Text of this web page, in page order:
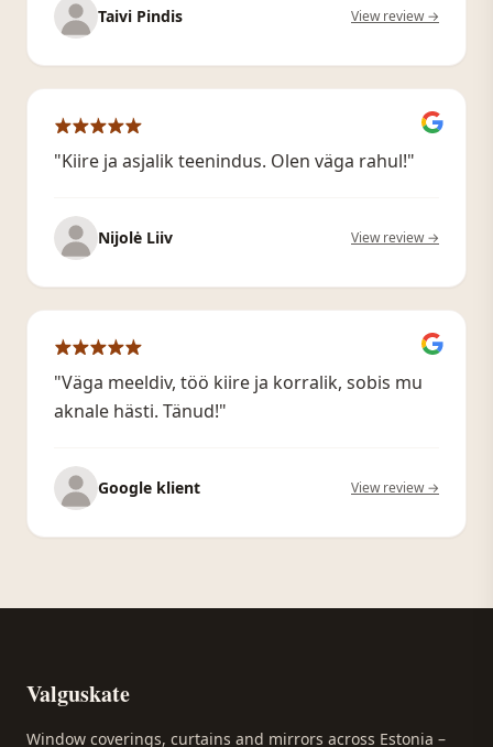
Taivi Pindis View review →
"Kiire ja asjalik teenindus. Olen väga rahul!"
Nijolė Liiv View review →
"Väga meeldiv, töö kiire ja korralik, sobis mu
aknale hästi. Tänud!"
Google klient View review →
Valguskate
Window coverings, curtains and mirrors across Estonia –